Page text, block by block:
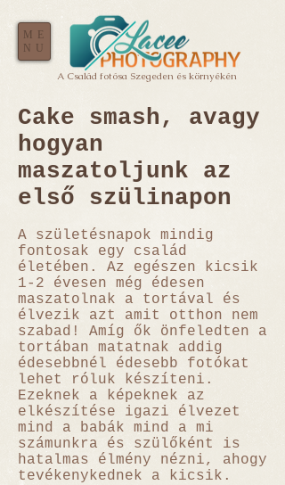
A Család fotósa Szegeden és környékén
ME
NU
Cake smash, avagy
hogyan
maszatoljunk az
első szülinapon
A születésnapok mindig
fontosak egy család
életében. Az egészen kicsik
1-2 évesen még édesen
maszatolnak a tortával és
élvezik azt amit otthon nem
szabad! Amíg ők önfeledten a
tortában matatnak addig
édesebbnél édesebb fotókat
lehet róluk készíteni.
Ezeknek a képeknek az
elkészítése igazi élvezet
mind a babák mind a mi
számunkra és szülőként is
hatalmas élmény nézni, ahogy
tevékenykednek a kicsik.